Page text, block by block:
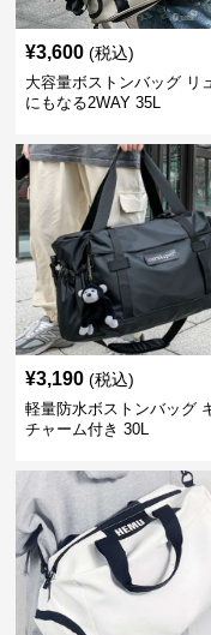
¥3,600 (税込)
大容量ボストンバッグ リ
にもなる2WAY 35L
¥3,190 (税込)
軽量防水ボストンバッグ
チャーム付き 30L